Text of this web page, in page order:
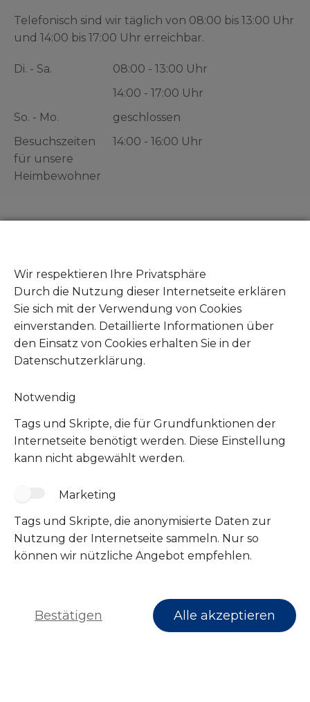
Telefonisch sind wir täglich von 08:00 bis 13:00 Uhr
und 14:00 bis 17:00 Uhr erreichbar.
Di. - Sa.
08:00 - 13:00 Uhr
14:00 - 17:00 Uhr
So. - Mo.
geschlossen
Besuchszeiten
für unsere
Heimbewohner
14:00 - 16:00 Uhr
Fundtiere abgeben
Mitglied werden
Unsere Amazon Wunschliste
Unsere Zookauf Wunschliste
Folge uns
Impressum
Wir respektieren Ihre Privatsphäre
Durch die Nutzung dieser Internetseite erklären
Sie sich mit der Verwendung von Cookies
einverstanden. Detaillierte Informationen über
den Einsatz von Cookies erhalten Sie in der
Datenschutzerklärung.
Notwendig
Tags und Skripte, die für Grundfunktionen der
Internetseite benötigt werden. Diese Einstellung
kann nicht abgewählt werden.
Marketing
Tags und Skripte, die anonymisierte Daten zur
Nutzung der Internetseite sammeln. Nur so
können wir nützliche Angebot empfehlen.
Bestätigen Alle akzeptieren